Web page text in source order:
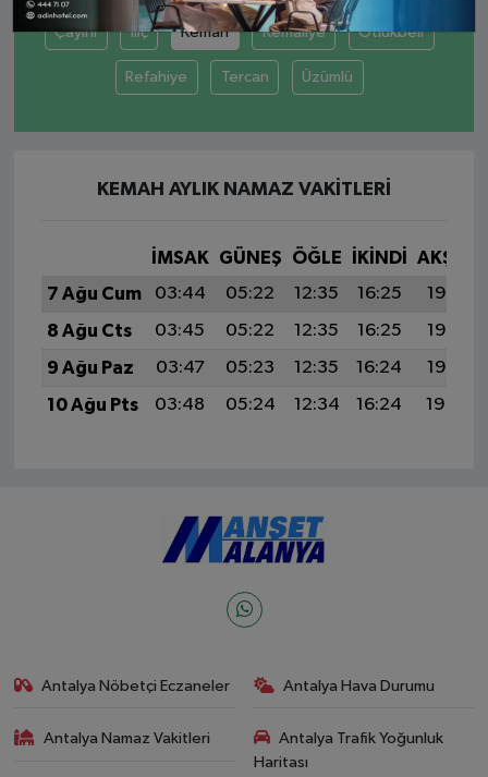
Çayırlı İliç Kemah Kemaliye Otlukbeli
Refahiye Tercan Üzümlü
KEMAH AYLIK NAMAZ VAKITLERI
İMSAK GÜNEŞ ÖĞLE İKINDI
AKŞAM
7 Ağu Cum
03:44 05:22 12:35 16:25
19:38
8 Ağu Cts
03:45 05:22 12:35 16:25
19:37
9 Ağu Paz
03:47 05:23 12:35 16:24
19:36
10 Ağu Pts
03:48 05:24 12:34 16:24 19:34
Antalya Nöbetçi Eczaneler Antalya Hava Durumu
Antalya Namaz Vakitleri
Antalya Trafik Yoğunluk
Haritası